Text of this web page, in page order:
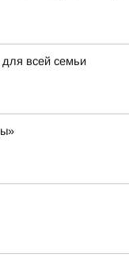
всей семьи